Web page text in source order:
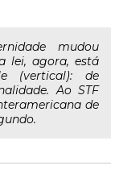
mudou
lei, agora, está
(vertical): de
Ao STF
de